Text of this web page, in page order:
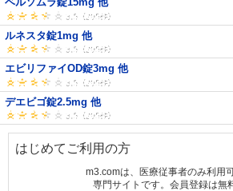
ルネスタ錠1mg 他
エビリファイOD錠3mg 他
デエビゴ錠2.5mg 他
はじめてご利用の方
m3.comは、医療従事者のみ利用
専門サイトです。会員登録は無